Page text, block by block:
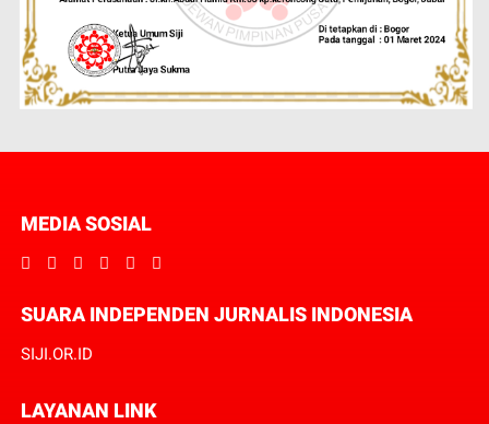
MEDIA SOSIAL
SUARA INDEPENDEN JURNALIS INDONESIA
SIJI.OR.ID
LAYANAN LINK